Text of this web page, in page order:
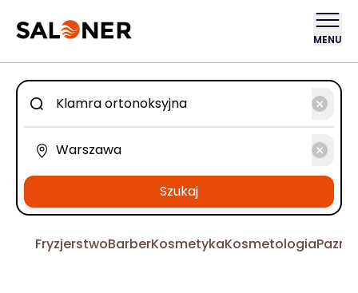
MENU
Szukaj
FryzjerstwoBarberKosmetykaKosmetologia